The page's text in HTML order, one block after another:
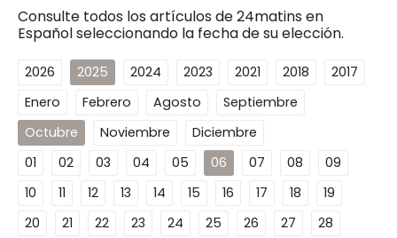
Consulte todos los artículos de 24matins en
Español seleccionando la fecha de su elección.
2026 2025 2024 2023 2021 2018
2017
Enero
Febrero Agosto
Septiembre
Octubre
Noviembre
Diciembre
01
02 03 04 05 06 07 08
09
10
11 12 13 14 15 16 17 18
19
20
21 22 23 24 25 26 27
28